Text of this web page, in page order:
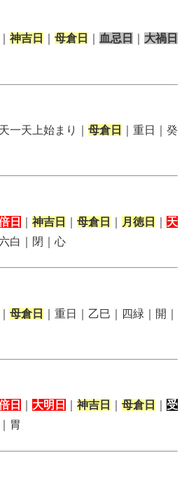
神吉日 母倉日 血忌日
大禍日
一天上始まり｜ 母倉日
｜重日｜癸
日 神吉日 母倉日 月徳日
天
白｜閉｜心
母倉日
｜重日｜乙巳｜四緑｜開｜
日 大明日 神吉日 母倉日
受
胃